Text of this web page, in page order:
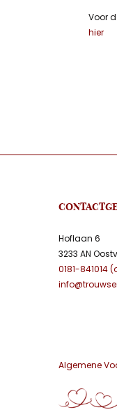
Voor
hier
Hoflaan 6
3233 AN
0181-841014
Algemene